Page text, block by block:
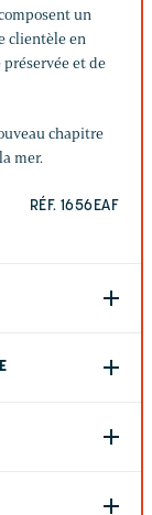
un
clientèle en
et de
chapitre
mer.
RÉF. 1656EAF